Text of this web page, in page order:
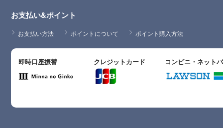
お支払い&ポイント
お支払い方法 ポイントについて ポイント購入方法
即時口座振替 クレジットカード コンビニ・ネット